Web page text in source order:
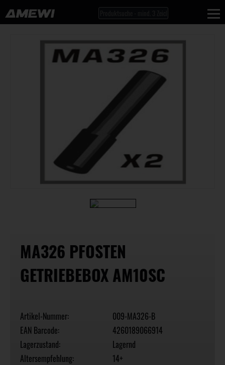
MA326 PFOSTEN
GETRIEBEBOX AM10SC
Artikel-Nummer:
009-MA326-B
EAN Barcode:
4260189066914
Lagerzustand:
Lagernd
Altersempfehlung:
14+